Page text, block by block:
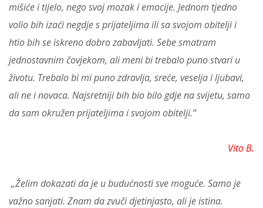
mišiće i tijelo, nego svoj mozak i emocije. Jednom tjedno
volio bih izaći negdje s prijateljima ili sa svojom obitelji i
htio bih se iskreno dobro zabavljati. Sebe smatram
jednostavnim čovjekom, ali meni bi trebalo puno stvari u
životu. Trebalo bi mi puno zdravlja, sreće, veselja i ljubavi,
ali ne i novaca. Najsretniji bih bio bilo gdje na svijetu, samo
da sam okružen prijateljima i svojom obitelji.“
Vito B.
„Želim dokazati da je u budućnosti sve moguće. Samo je
važno sanjati. Znam da zvuči djetinjasto, ali je istina.